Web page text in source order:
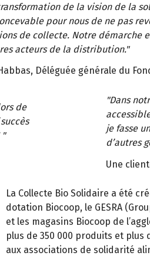
de la vision de la
pour nous de ne pas
de collecte. Notre démarche
acteurs de la distribution."
Déléguée générale du
de
"
"Dans
je fasse
d’autres
Une
La Collecte Bio Solidaire a été
dotation Biocoop, le GESRA
et les magasins Biocoop de
plus de 350 000 produits et plus
aux associations de solidarité